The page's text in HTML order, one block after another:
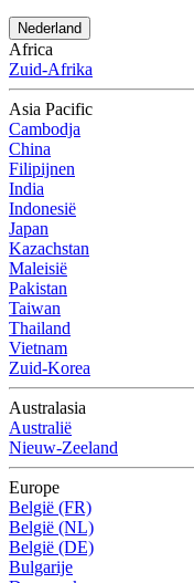
Nederland
Africa
Zuid-Afrika
Asia Pacific
Cambodja
China
Filipijnen
India
Indonesië
Japan
Kazachstan
Maleisië
Pakistan
Taiwan
Thailand
Vietnam
Zuid-Korea
Australasia
Australië
Nieuw-Zeeland
Europe
België (FR)
België (NL)
België (DE)
Bulgarije